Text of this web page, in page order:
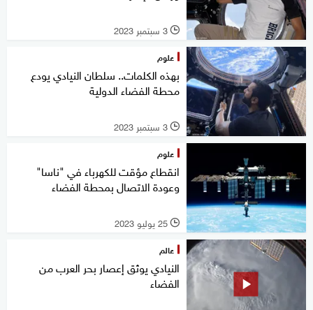
l 3 سبتمبر 2023
علوم
بهذه الكلمات.. سلطان النيادي يودع
محطة الفضاء الدولية
l 3 سبتمبر 2023
علوم
انقطاع مؤقت للكهرباء في "ناسا"
وعودة الاتصال بمحطة الفضاء
l 25 يوليو 2023
عالم
النيادي يوثق إعصار بحر العرب من
الفضاء